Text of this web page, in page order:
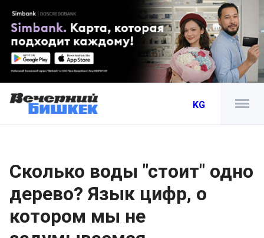
KG
Сколько воды "стоит" одно
дерево? Язык цифр, о
котором мы не